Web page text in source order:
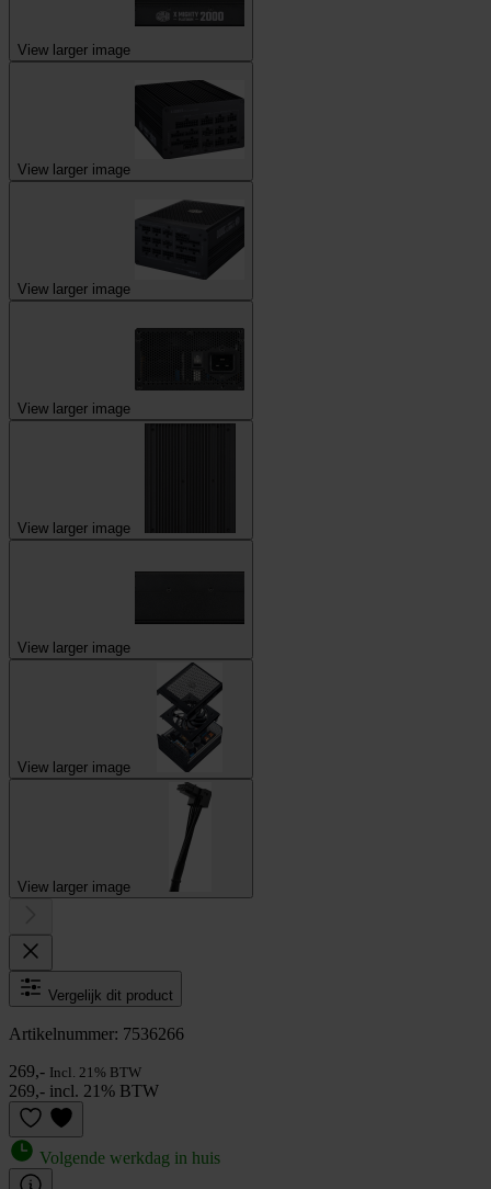
View larger image
View larger image
View larger image
View larger image
View larger image
View larger image
View larger image
View larger image
Vergelijk dit product
Artikelnummer: 7536266
269,- Incl. 21% BTW
269,- incl. 21% BTW
Volgende werkdag in huis